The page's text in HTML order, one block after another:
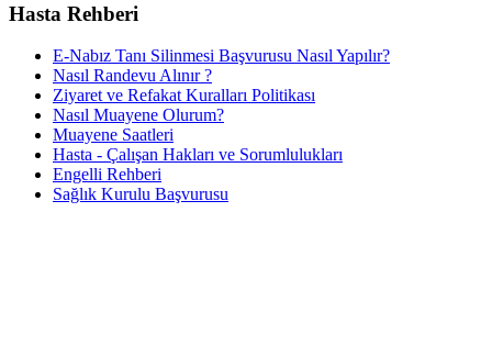
Hasta Rehberi
E-Nabız Tanı Silinmesi Başvurusu Nasıl Yapılır?
Nasıl Randevu Alınır ?
Ziyaret ve Refakat Kuralları Politikası
Nasıl Muayene Olurum?
Muayene Saatleri
Hasta - Çalışan Hakları ve Sorumlulukları
Engelli Rehberi
Sağlık Kurulu Başvurusu